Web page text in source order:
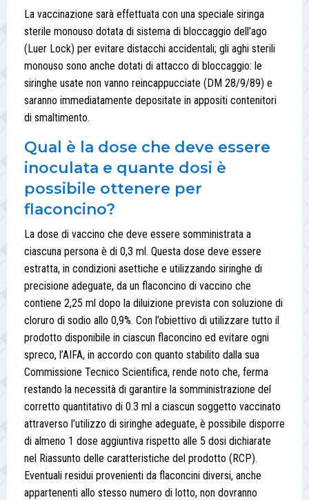
La vaccinazione sarà effettuata con una speciale siringa
sterile monouso dotata di sistema di bloccaggio dell'ago
(Luer Lock) per evitare distacchi accidentali; gli aghi sterili
monouso sono anche dotati di attacco di bloccaggio: le
siringhe usate non vanno reincappucciate (DM 28/9/89) e
saranno immediatamente depositate in appositi contenitori
di smaltimento.
Qual è la dose che deve essere
inoculata e quante dosi è
possibile ottenere per
flaconcino?
La dose di vaccino che deve essere somministrata a
ciascuna persona è di 0,3 ml. Questa dose deve essere
estratta, in condizioni asettiche e utilizzando siringhe di
precisione adeguate, da un flaconcino di vaccino che
contiene 2,25 ml dopo la diluizione prevista con soluzione di
cloruro di sodio allo 0,9%. Con l’obiettivo di utilizzare tutto il
prodotto disponibile in ciascun flaconcino ed evitare ogni
spreco, l’AIFA, in accordo con quanto stabilito dalla sua
Commissione Tecnico Scientifica, rende noto che, ferma
restando la necessità di garantire la somministrazione del
corretto quantitativo di 0.3 ml a ciascun soggetto vaccinato
attraverso l’utilizzo di siringhe adeguate, è possibile disporre
di almeno 1 dose aggiuntiva rispetto alle 5 dosi dichiarate
nel Riassunto delle caratteristiche del prodotto (RCP).
Eventuali residui provenienti da flaconcini diversi, anche
appartenenti allo stesso numero di lotto, non dovranno